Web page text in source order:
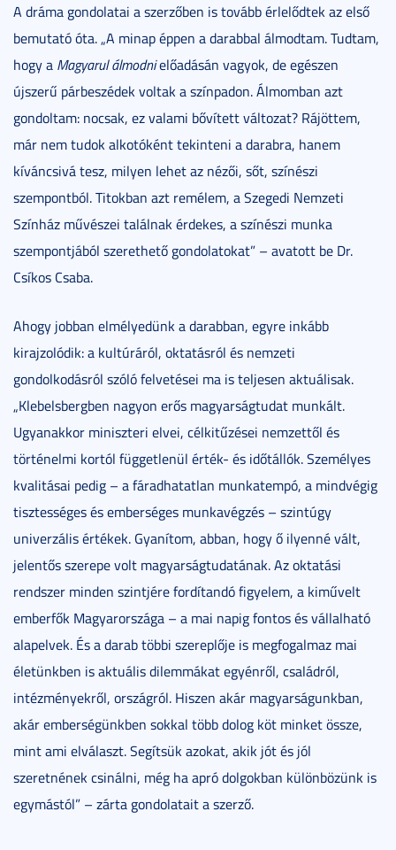
A dráma gondolatai a szerzőben is tovább érlelődtek az első
bemutató óta. „A minap éppen a darabbal álmodtam. Tudtam,
hogy a Magyarul álmodnielőadásán vagyok, de egészen
újszerű párbeszédek voltak a színpadon. Álmomban azt
gondoltam: nocsak, ez valami bővített változat? Rájöttem,
már nem tudok alkotóként tekinteni a darabra, hanem
kíváncsivá tesz, milyen lehet az nézői, sőt, színészi
szempontból. Titokban azt remélem, a Szegedi Nemzeti
Színház művészei találnak érdekes, a színészi munka
szempontjából szerethető gondolatokat” – avatott be Dr.
Csíkos Csaba.
Ahogy jobban elmélyedünk a darabban, egyre inkább
kirajzolódik: a kultúráról, oktatásról és nemzeti
gondolkodásról szóló felvetései ma is teljesen aktuálisak.
„Klebelsbergben nagyon erős magyarságtudat munkált.
Ugyanakkor miniszteri elvei, célkitűzései nemzettől és
történelmi kortól függetlenül érték- és időtállók. Személyes
kvalitásai pedig – a fáradhatatlan munkatempó, a mindvégig
tisztességes és emberséges munkavégzés – szintúgy
univerzális értékek. Gyanítom, abban, hogy ő ilyenné vált,
jelentős szerepe volt magyarságtudatának. Az oktatási
rendszer minden szintjére fordítandó figyelem, a kiművelt
emberfők Magyarországa – a mai napig fontos és vállalható
alapelvek. És a darab többi szereplője is megfogalmaz mai
életünkben is aktuális dilemmákat egyénről, családról,
intézményekről, országról. Hiszen akár magyarságunkban,
akár emberségünkben sokkal több dolog köt minket össze,
mint ami elválaszt. Segítsük azokat, akik jót és jól
szeretnének csinálni, még ha apró dolgokban különbözünk is
egymástól” – zárta gondolatait a szerző.